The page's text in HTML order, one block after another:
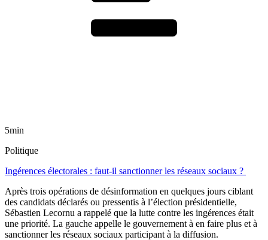
5min
Politique
Ingérences électorales : faut-il sanctionner les réseaux sociaux ?
Après trois opérations de désinformation en quelques jours ciblant
des candidats déclarés ou pressentis à l’élection présidentielle,
Sébastien Lecornu a rappelé que la lutte contre les ingérences était
une priorité. La gauche appelle le gouvernement à en faire plus et à
sanctionner les réseaux sociaux participant à la diffusion.